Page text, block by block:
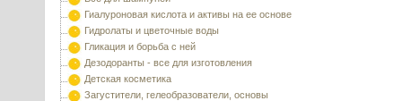
Гиалуроновая кислота и активы на ее основе
Гидролаты и цветочные воды
Гликация и борьба с ней
Дезодоранты - все для изготовления
Детская косметика
Загустители, гелеобразователи, основы